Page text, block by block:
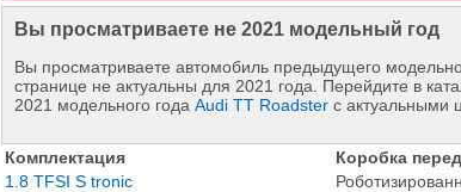
Вы просматриваете не 2021 модельный год
Вы просматриваете автомобиль предыдущего
странице не актуальны для 2021 года. Перейдите в
2021 модельного года Audi TT Roadsterс актуальными
Комплектация Коробка
1.8 TFSI S tronic